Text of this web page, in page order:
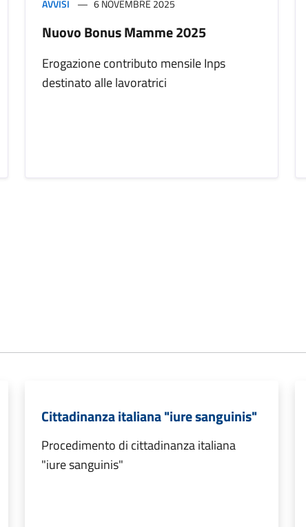
AVVISI 6 NOVEMBRE 2025
Nuovo Bonus Mamme 2025
Erogazione contributo mensile Inps
destinato alle lavoratrici
Cittadinanza italiana "iure sanguinis"
Procedimento di cittadinanza italiana
"iure sanguinis"